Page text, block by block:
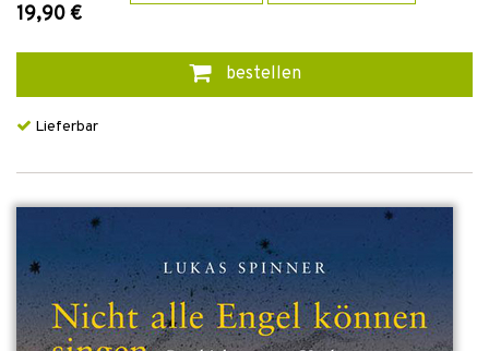
19,90 €
bestellen
Lieferbar